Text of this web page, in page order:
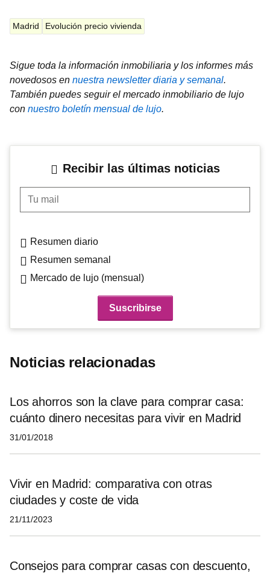
Madrid Evolución precio vivienda
Sigue toda la información inmobiliaria y los informes más
novedosos en nuestra newsletter diaria y semanal.
También puedes seguir el mercado inmobiliario de lujo
con nuestro boletín mensual de lujo.
Recibir las últimas noticias
Tu mail
Resumen diario
Resumen semanal
Mercado de lujo (mensual)
Noticias relacionadas
Los ahorros son la clave para comprar casa:
cuánto dinero necesitas para vivir en Madrid
31/01/2018
Vivir en Madrid: comparativa con otras
ciudades y coste de vida
21/11/2023
Consejos para comprar casas con descuento,